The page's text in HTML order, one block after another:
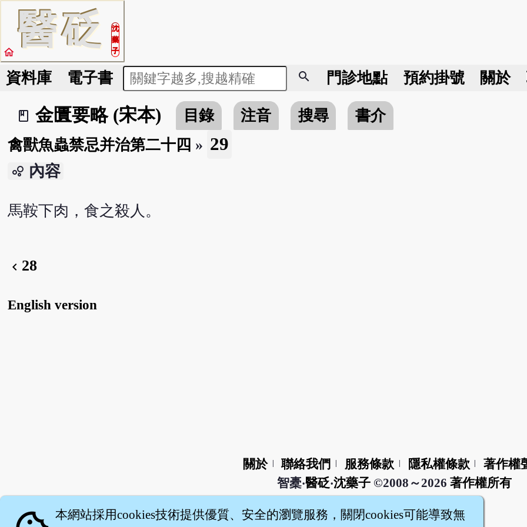
醫砭
沈
藥
子
home
資料庫 電子書 search 門診地點 預約掛號 關於
book_2
金匱要略 (宋本) 目錄 注音 搜尋
書介
禽獸魚蟲禁忌并治第二十四 » 29
bubble_chart 內容
馬鞍下肉，食之殺人。
chevron_left 28
English version
關於 聯絡我們 服務條款 隱私權條款
著作權
智橐‧醫砭‧沈藥子©2008～2026 著作權所有
本網站採用cookies技術提供優質、安全的瀏覽服務，關閉cookies可能導致無